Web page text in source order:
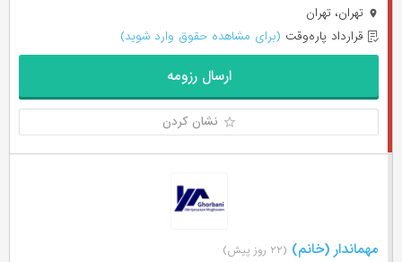
تهران، تهران
قرارداد پاره‌وقت (برای مشاهده حقوق وارد شوید)
ارسال رزومه
نشان کردن
مهماندار (خانم) (۲۲ روز پیش)